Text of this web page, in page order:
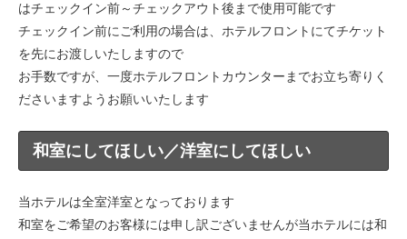
はチェックイン前～チェックアウト後まで使用可能です
チェックイン前にご利用の場合は、ホテルフロントにてチケット
を先にお渡しいたしますので
お手数ですが、一度ホテルフロントカウンターまでお立ち寄りく
ださいますようお願いいたします
和室にしてほしい／洋室にしてほしい
当ホテルは全室洋室となっております
和室をご希望のお客様には申し訳ございませんが当ホテルには和